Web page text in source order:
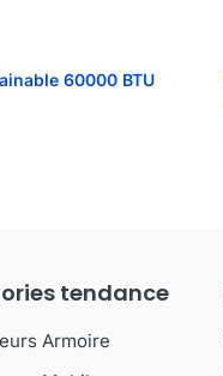
60000 BTU
tendance
Armoire